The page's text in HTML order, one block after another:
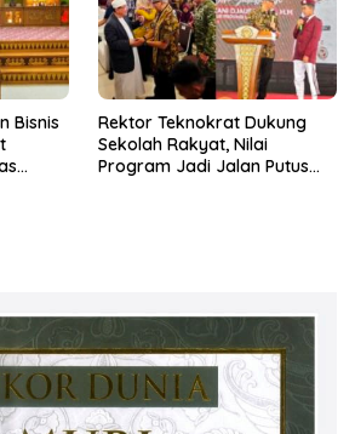
Bisnis
Rektor Teknokrat Dukung
Sekolah Rakyat, Nilai
Program Jadi Jalan Putus